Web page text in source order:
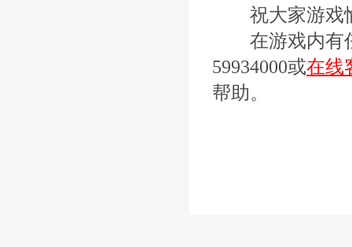
祝大家游戏
在游戏内有任
59934000或在线
帮助。